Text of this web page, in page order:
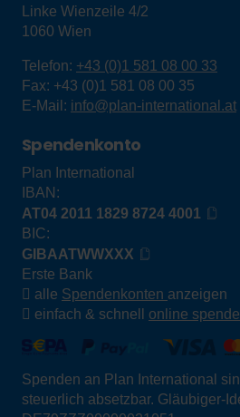
Linke Wienzeile 4/2
1060 Wien
Telefon: +43 (0)1 581 08 00 33
Fax: +43 (0)1 581 08 00 35
E-Mail: info@plan-international.at
Spendenkonto
Plan International
IBAN:
AT04 2011 1829 8724 4001
BIC:
GIBAATWWXXX
Erste Bank
alle Spendenkonten anzeigen
einfach & schnell online
Spenden an Plan International
steuerlich absetzbar. Gläubiger-